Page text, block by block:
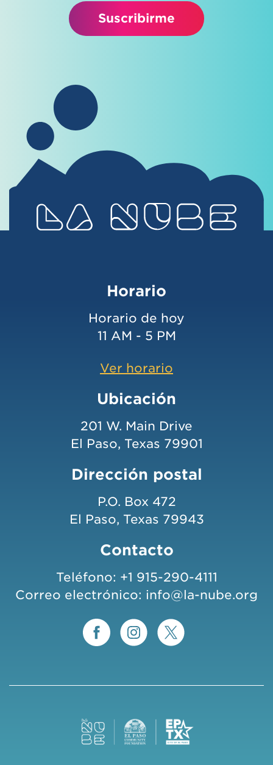
Suscribirme
Horario
Horario de hoy
11 AM - 5 PM
Ver horario
Ubicación
201 W. Main Drive
El Paso, Texas 79901
Dirección postal
P.O. Box 472
El Paso, Texas 79943
Contacto
Teléfono: +1 915-290-4111
Correo electrónico: info@la-nube.org